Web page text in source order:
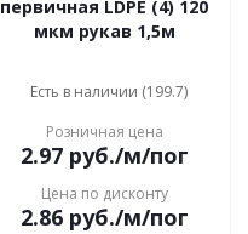
первичная LDPE (4) 120
мкм рукав 1,5м
Есть в наличии (199.7)
Розничная цена
2.97руб./м/пог
Цена по дисконту
2.86руб./м/пог